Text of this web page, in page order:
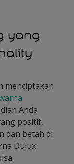
yang
menciptakan
Anda
positif,
dan betah di
Dulux